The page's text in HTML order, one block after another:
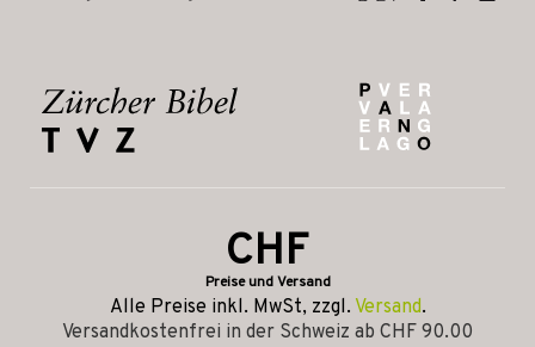
CHF
Preise und Versand
Alle Preise inkl. MwSt, zzgl. Versand.
Versandkostenfrei in der Schweiz ab CHF 90.00